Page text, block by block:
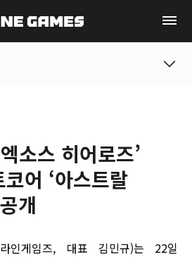
소스 히어로즈’
어 ‘아스트랄
개
인게임즈, 대표 김민규)는 22일